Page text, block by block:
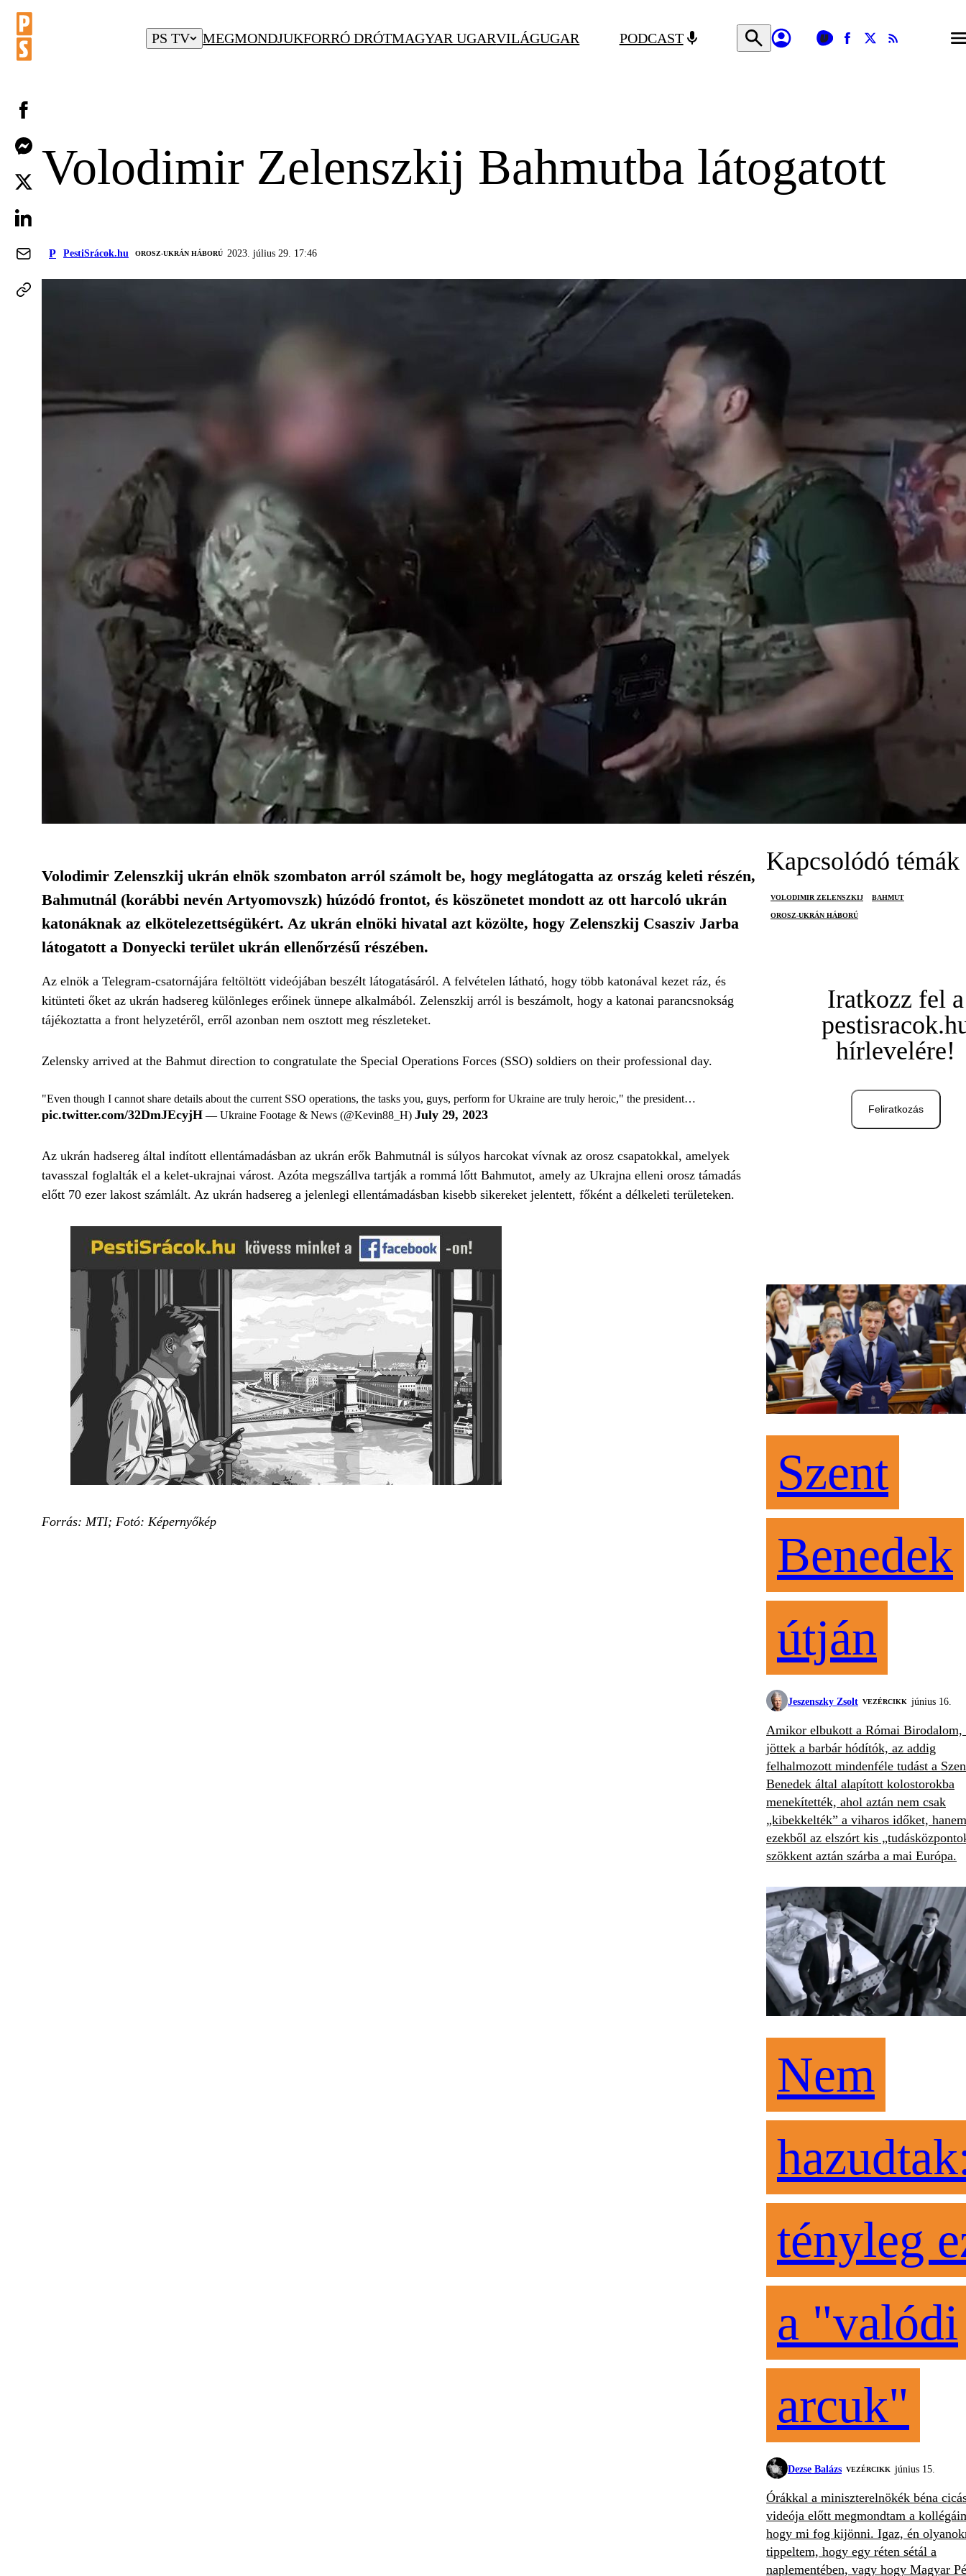
PS TV MEGMONDJUKFORRÓ DRÓTMAGYAR UGARVILÁGUGAR PODCAST
Volodimir Zelenszkij Bahmutba látogatott
P PestiSrácok.hu ‎ OROSZ-UKRÁN HÁBORÚ 2023. július 29. 17:46
Volodimir Zelenszkij ukrán elnök szombaton arról számolt be, hogy meglátogatta az ország keleti részén,
Bahmutnál (korábbi nevén Artyomovszk) húzódó frontot, és köszönetet mondott az ott harcoló ukrán
katonáknak az elkötelezettségükért. Az ukrán elnöki hivatal azt közölte, hogy Zelenszkij Csasziv Jarba
látogatott a Donyecki terület ukrán ellenőrzésű részében.
Az elnök a Telegram-csatornájára feltöltött videójában beszélt látogatásáról. A felvételen látható, hogy több katonával kezet ráz, és
kitünteti őket az ukrán hadsereg különleges erőinek ünnepe alkalmából. Zelenszkij arról is beszámolt, hogy a katonai parancsnokság
tájékoztatta a front helyzetéről, erről azonban nem osztott meg részleteket.
Zelensky arrived at the Bahmut direction to congratulate the Special Operations Forces (SSO) soldiers on their professional day.
"Even though I cannot share details about the current SSO operations, the tasks you, guys, perform for Ukraine are truly heroic," the president…
pic.twitter.com/32DmJEcyjH — Ukraine Footage & News (@Kevin88_H) July 29, 2023
Az ukrán hadsereg által indított ellentámadásban az ukrán erők Bahmutnál is súlyos harcokat vívnak az orosz csapatokkal, amelyek
tavasszal foglalták el a kelet-ukrajnai várost. Azóta megszállva tartják a rommá lőtt Bahmutot, amely az Ukrajna elleni orosz támadás
előtt 70 ezer lakost számlált. Az ukrán hadsereg a jelenlegi ellentámadásban kisebb sikereket jelentett, főként a délkeleti területeken.
Forrás: MTI; Fotó: Képernyőkép
Kapcsolódó témák
VOLODIMIR ZELENSZKIJ BAHMUT
OROSZ-UKRÁN HÁBORÚ
Iratkozz fel a
hírlevelére!
Feliratkozás
Szent
Benedek
útján
Jeszenszky Zsolt VEZÉRCIKK június 16.
Amikor elbukott a Római Birodalom,
jöttek a barbár hódítók, az addig
felhalmozott mindenféle tudást a
Benedek által alapított kolostorokba
menekítették, ahol aztán nem csak
„kibekkelték” a viharos időket, hanem
ezekből az elszórt kis
szökkent aztán szárba a mai Európa.
Nem
tényleg
a "valódi
arcuk"
Dezse Balázs VEZÉRCIKK június 15.
Órákkal a miniszterelnökék béna
videója előtt megmondtam a
hogy mi fog kijönni. Igaz, én
tippeltem, hogy egy réten sétál a
naplementében, vagy hogy Magyar